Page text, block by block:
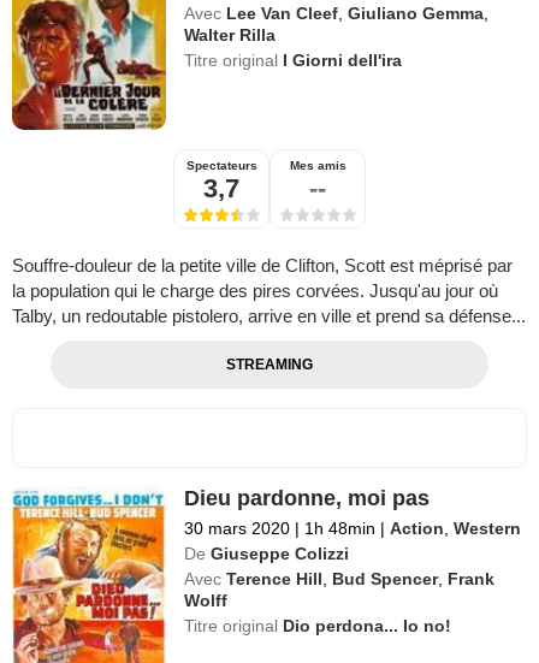
Avec Lee Van Cleef ,Giuliano Gemma
Walter Rilla
Titre original I Giorni dell'ira
Spectateurs
3,7
Mes amis
--
Souffre-douleur de la petite ville de Clifton, Scott est méprisé par
la population qui le charge des pires corvées. Jusqu'au jour où
Talby, un redoutable pistolero, arrive en ville et prend sa défense...
STREAMING
Dieu pardonne, moi pas
30 mars 2020 | 1h 48min | Action,Western
De Giuseppe Colizzi
Avec Terence Hill, Bud Spencer, Frank
Wolff
Titre original Dio perdona... Io no!